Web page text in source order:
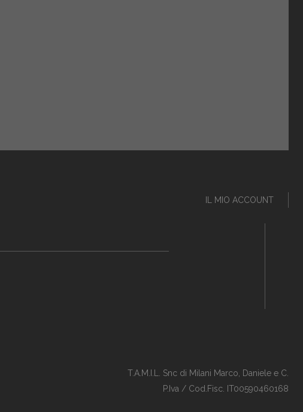
IL MIO ACCOUNT
T.A.M.I.L. Snc di Milani Marco, Daniele e C.
P.Iva / Cod.Fisc. IT00590460168